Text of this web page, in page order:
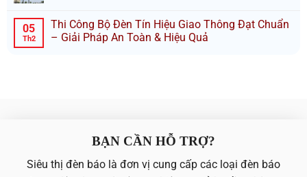
05
Th2
Thi Công Bộ Đèn Tín Hiệu Giao Thông Đạt Chuẩn
– Giải Pháp An Toàn & Hiệu Quả
BẠN CẦN HỖ TRỢ?
Siêu thị đèn báo là đơn vị cung cấp các loại đèn báo